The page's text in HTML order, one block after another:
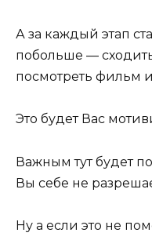
А за каждый этап
побольше —
посмотреть фильм
Это будет Вас
Важным тут будет
Вы себе не
Ну а если это не